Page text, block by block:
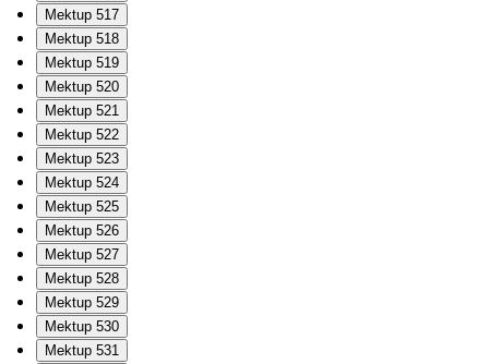
Mektup 517
Mektup 518
Mektup 519
Mektup 520
Mektup 521
Mektup 522
Mektup 523
Mektup 524
Mektup 525
Mektup 526
Mektup 527
Mektup 528
Mektup 529
Mektup 530
Mektup 531